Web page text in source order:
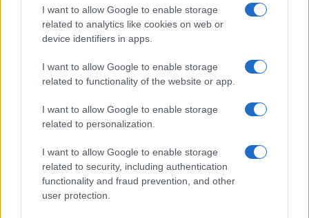
I want to allow Google to enable storage
related to analytics like cookies on web or
device identifiers in apps.
I want to allow Google to enable storage
related to functionality of the website or app.
I want to allow Google to enable storage
related to personalization.
I want to allow Google to enable storage
related to security, including authentication
functionality and fraud prevention, and other
user protection.
Policijsko poročilo, 6. 8. 2026
Obvestila
Izklop elektrike: 417. Nadzorništvo Vuzenica - Območje Sv.